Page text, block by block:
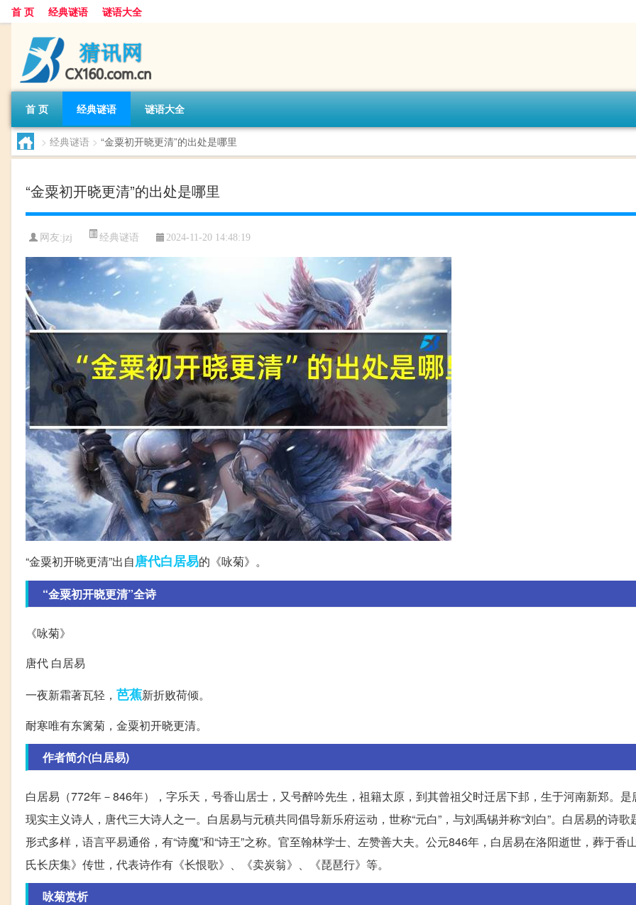
首 页 经典谜语 谜语大全
首 页 经典谜语 谜语大全
> 经典谜语 > “金粟初开晓更清”的出处是哪里
“金粟初开晓更清”的出处是哪里
网友:jzj 经典谜语 2024-11-20 14:48:19
“金粟初开晓更清”出自唐代白居易的《咏菊》。
“金粟初开晓更清”全诗
《咏菊》
唐代 白居易
一夜新霜著瓦轻， 芭蕉新折败荷倾。
耐寒唯有东篱菊，金粟初开晓更清。
作者简介(白居易)
白居易（772年－846年），字乐天，号香山居士，又号醉吟先生，祖籍太原，到其曾祖父时迁居下邽，生于河南新郑。是
现实主义诗人，唐代三大诗人之一。白居易与元稹共同倡导新乐府运动，世称“元白”，与刘禹锡并称“刘白”。白居易的诗歌
形式多样，语言平易通俗，有“诗魔”和“诗王”之称。官至翰林学士、左赞善大夫。公元846年，白居易在洛阳逝世，葬于香
氏长庆集》传世，代表诗作有《长恨歌》、《卖炭翁》、《琵琶行》等。
咏菊赏析